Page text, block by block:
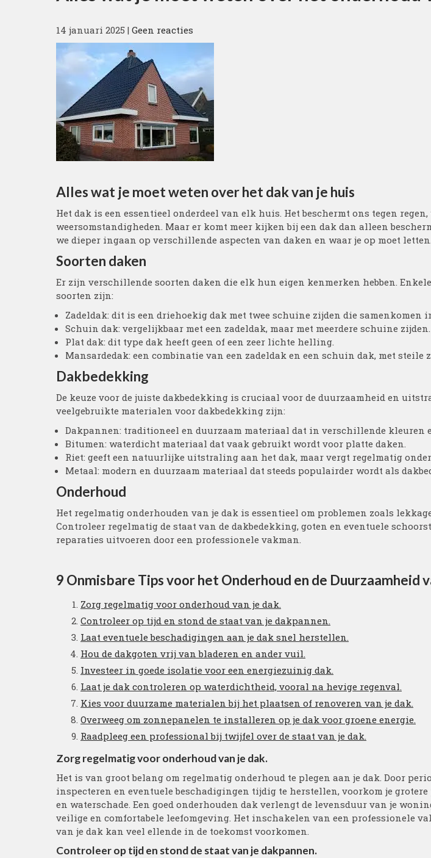
14 januari 2025 | Geen reacties
Alles wat je moet weten over het dak van je huis
Het dak is een essentieel onderdeel van elk huis. Het beschermt ons tegen
weersomstandigheden. Maar er komt meer kijken bij een dak dan alleen
we dieper ingaan op verschillende aspecten van daken en waar je op moet letten.
Soorten daken
Er zijn verschillende soorten daken die elk hun eigen kenmerken hebben.
soorten zijn:
Zadeldak: dit is een driehoekig dak met twee schuine zijden die samenkomen
Schuin dak: vergelijkbaar met een zadeldak, maar met meerdere schuine zijden.
Plat dak: dit type dak heeft geen of een zeer lichte helling.
Mansardedak: een combinatie van een zadeldak en een schuin dak, met steile
Dakbedekking
De keuze voor de juiste dakbedekking is cruciaal voor de duurzaamheid en
veelgebruikte materialen voor dakbedekking zijn:
Dakpannen: traditioneel en duurzaam materiaal dat in verschillende kleuren
Bitumen: waterdicht materiaal dat vaak gebruikt wordt voor platte daken.
Riet: geeft een natuurlijke uitstraling aan het dak, maar vergt regelmatig
Metaal: modern en duurzaam materiaal dat steeds populairder wordt als
Onderhoud
Het regelmatig onderhouden van je dak is essentieel om problemen zoals
Controleer regelmatig de staat van de dakbedekking, goten en eventuele
reparaties uitvoeren door een professionele vakman.
9 Onmisbare Tips voor het Onderhoud en de Duurzaamheid
Zorg regelmatig voor onderhoud van je dak.
Controleer op tijd en stond de staat van je dakpannen.
Laat eventuele beschadigingen aan je dak snel herstellen.
Hou de dakgoten vrij van bladeren en ander vuil.
Investeer in goede isolatie voor een energiezuinig dak.
Laat je dak controleren op waterdichtheid, vooral na hevige regenval.
Kies voor duurzame materialen bij het plaatsen of renoveren van je dak.
Overweeg om zonnepanelen te installeren op je dak voor groene energie.
Raadpleeg een professional bij twijfel over de staat van je dak.
Zorg regelmatig voor onderhoud van je dak.
Het is van groot belang om regelmatig onderhoud te plegen aan je dak. Door
inspecteren en eventuele beschadigingen tijdig te herstellen, voorkom je
en waterschade. Een goed onderhouden dak verlengt de levensduur van je
veilige en comfortabele leefomgeving. Het inschakelen van een professionele
van je dak kan veel ellende in de toekomst voorkomen.
Controleer op tijd en stond de staat van je dakpannen.